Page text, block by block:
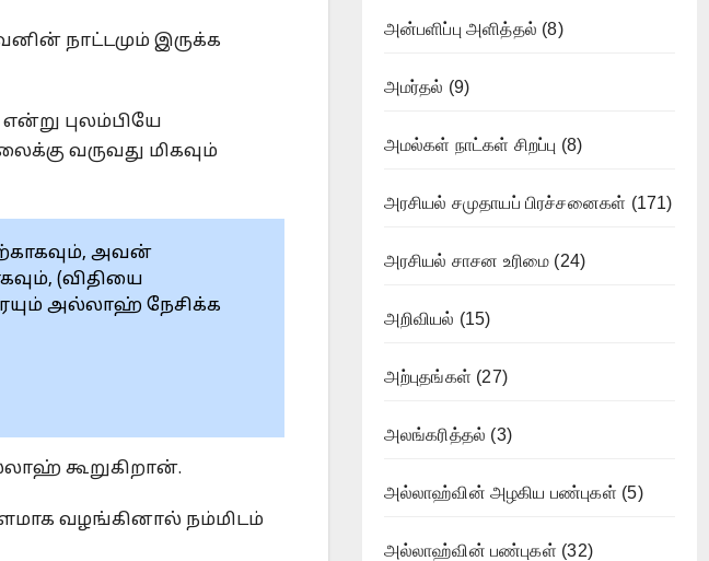
நாட்டமும் இருக்க
புலம்பியே
வருவது மிகவும்
அவன்
(விதியை
அல்லாஹ் நேசிக்க
கூறுகிறான்.
வழங்கினால் நம்மிடம்
அன்பளிப்பு அளித்தல் (8)
அமர்தல் (9)
அமல்கள் நாட்கள் சிறப்பு (8)
அரசியல் சமுதாயப் பிரச்சனைகள் (171)
அரசியல் சாசன உரிமை (24)
அறிவியல் (15)
அற்புதங்கள் (27)
அலங்கரித்தல் (3)
அல்லாஹ்வின் அழகிய பண்புகள் (5)
அல்லாஹ்வின் பண்புகள் (32)